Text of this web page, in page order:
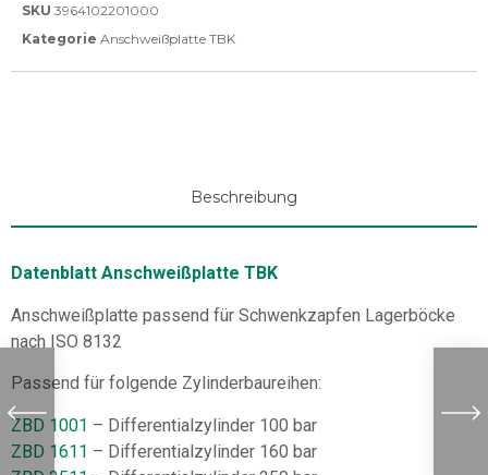
SKU 3964102201000
Kategorie Anschweißplatte TBK
Beschreibung
Datenblatt Anschweißplatte TBK
Anschweißplatte passend für Schwenkzapfen Lagerböcke
nach ISO 8132
Passend für folgende Zylinderbaureihen:
ZBD 1001 – Differentialzylinder 100 bar
ZBD 1611 – Differentialzylinder 160 bar